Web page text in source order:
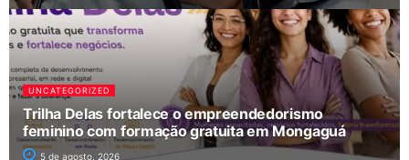
UNCATEGORIZED
Trilha Delas fortalece o empreendedorismo
feminino com formação gratuita em Mongaguá
5 de agosto, 2026